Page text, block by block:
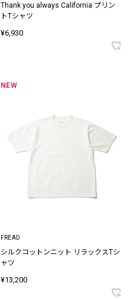
Thank you always California プリン
トTシャツ
¥6,930
NEW
FREAD
シルクコットンニット リラックスTシ
ャツ
¥13,200